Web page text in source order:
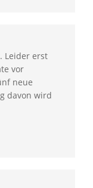
Leider erst
vor
neue
davon wird